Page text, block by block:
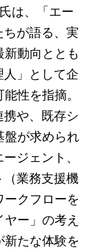
は、「エー
が語る、実
動向ととも
」として企
性を指摘。
や、既存シ
盤が求められ
ジェント、
業務支援機
クフローを
ー」の考え
たな体験を